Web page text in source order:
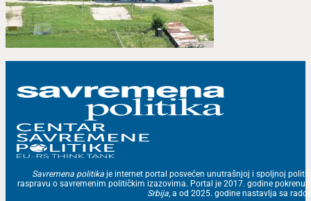
Savremena politika je internet portal posvećen unutrašnjoj i spoljnoj
raspravu o savremenim političkim izazovima. Portal je 2017. godine
Srbija, a od 2025. godine nastavlja sa